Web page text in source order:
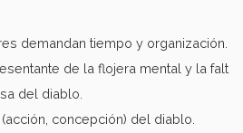
demandan tiempo y organización.
de la flojera mental y la
del diablo.
concepción) del diablo.